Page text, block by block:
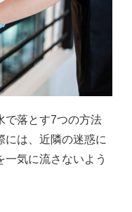
で落とす7つの方法
には、近隣の迷惑に
気に流さないよう